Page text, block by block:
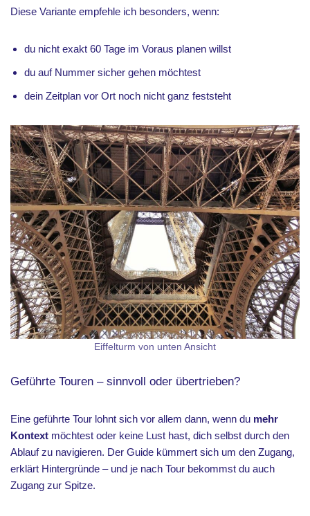
Diese Variante empfehle ich besonders, wenn:
du nicht exakt 60 Tage im Voraus planen willst
du auf Nummer sicher gehen möchtest
dein Zeitplan vor Ort noch nicht ganz feststeht
Eiffelturm von unten Ansicht
Geführte Touren – sinnvoll oder übertrieben?
Eine geführte Tour lohnt sich vor allem dann, wenn du mehr
Kontext möchtest oder keine Lust hast, dich selbst durch den
Ablauf zu navigieren. Der Guide kümmert sich um den Zugang,
erklärt Hintergründe – und je nach Tour bekommst du auch
Zugang zur Spitze.